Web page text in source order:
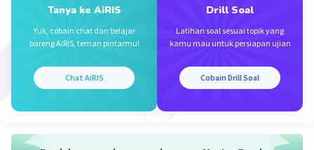
Tanya ke AiRIS
Yuk, cobain chat dan belajar
bareng AiRIS, teman pintarmu!
Chat AiRIS
Drill Soal
Latihan soal sesuai topik yang
kamu mau untuk persiapan ujian
Cobain Drill Soal